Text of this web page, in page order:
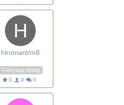
hiromant/m8
3 месяца назад
0
0 0